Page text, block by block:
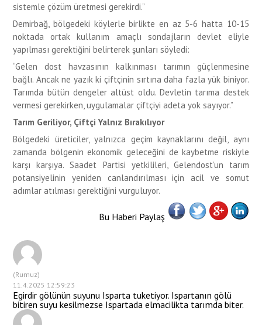
sistemle çözüm üretmesi gerekirdi.”
Demirbağ, bölgedeki köylerle birlikte en az 5-6 hatta 10-15
noktada ortak kullanım amaçlı sondajların devlet eliyle
yapılması gerektiğini belirterek şunları söyledi:
“Gelen dost havzasının kalkınması tarımın güçlenmesine
bağlı. Ancak ne yazık ki çiftçinin sırtına daha fazla yük biniyor.
Tarımda bütün dengeler altüst oldu. Devletin tarıma destek
vermesi gerekirken, uygulamalar çiftçiyi adeta yok sayıyor.”
Tarım Geriliyor, Çiftçi Yalnız Bırakılıyor
Bölgedeki üreticiler, yalnızca geçim kaynaklarını değil, aynı
zamanda bölgenin ekonomik geleceğini de kaybetme riskiyle
karşı karşıya. Saadet Partisi yetkilileri, Gelendost’un tarım
potansiyelinin yeniden canlandırılması için acil ve somut
adımlar atılması gerektiğini vurguluyor.
Bu Haberi Paylaş
(Rumuz)
11.4.2025 12:59:23
Egirdir gölünün suyunu Isparta tuketiyor. Ispartanın gölü
bitiren suyu kesilmezse Ispartada elmacilikta tarımda biter.